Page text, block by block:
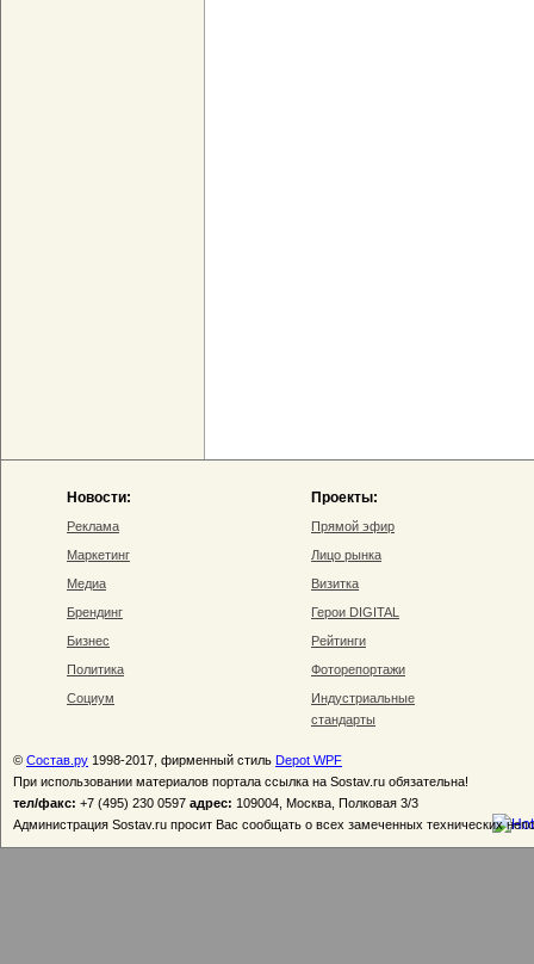
Новости:
Реклама
Маркетинг
Медиа
Брендинг
Бизнес
Политика
Социум
Проекты:
Прямой эфир
Лицо рынка
Визитка
Герои DIGITAL
Рейтинги
Фоторепортажи
Индустриальные
стандарты
© Состав.ру 1998-2017, фирменный стиль Depot WPF
При использовании материалов портала ссылка на Sostav.ru обязательна!
тел/факс: +7 (495) 230 0597 адрес: 109004, Москва, Полковая 3/3
Администрация Sostav.ru просит Вас сообщать о всех замеченных технических